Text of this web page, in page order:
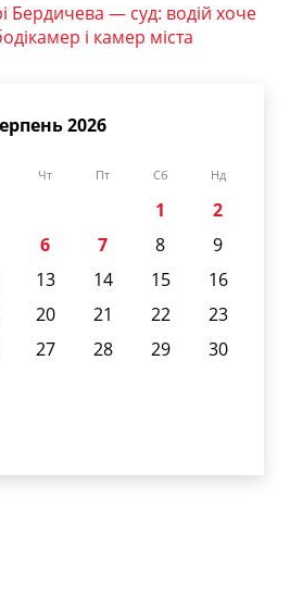
Бердичева — суд: водій хоче
і камер міста
2026
Чт Пт Сб Нд
1
2
6 7 8
9
13 14 15
16
20 21 22
23
27 28 29
30